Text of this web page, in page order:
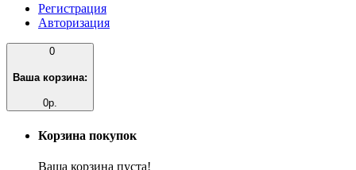
Регистрация
Авторизация
0
Ваша корзина:
0р.
Корзина покупок
Ваша корзина пуста!